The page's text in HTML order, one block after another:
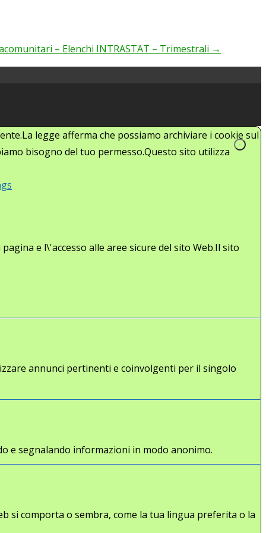
– Elenchi INTRASTAT – Trimestrali →
legge afferma che possiamo archiviare i cookie sul
bisogno del tuo permesso.Questo sito utilizza
e l\'accesso alle aree sicure del sito Web.Il sito
annunci pertinenti e coinvolgenti per il singolo
e segnalando informazioni in modo anonimo.
si comporta o sembra, come la tua lingua preferita o la